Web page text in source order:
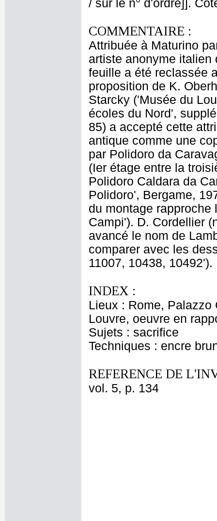
/ sur le n° d'ordre]].
COMMENTAIRE :
Attribuée à Maturino
artiste anonyme italien
feuille a été reclassée
proposition de K.
Starcky ('Musée du
écoles du Nord',
85) a accepté cette
antique comme une
par Polidoro da
(Ier étage entre la
Polidoro Caldara da
Polidoro', Bergame,
du montage
Campi'). D. Cordellier
avancé le nom de
comparer avec les
11007, 10438, 10492').
INDEX :
Lieux : Rome, Palazzo
Louvre, oeuvre en
Sujets : sacrifice
Techniques : encre
REFERENCE DE
vol. 5, p. 134